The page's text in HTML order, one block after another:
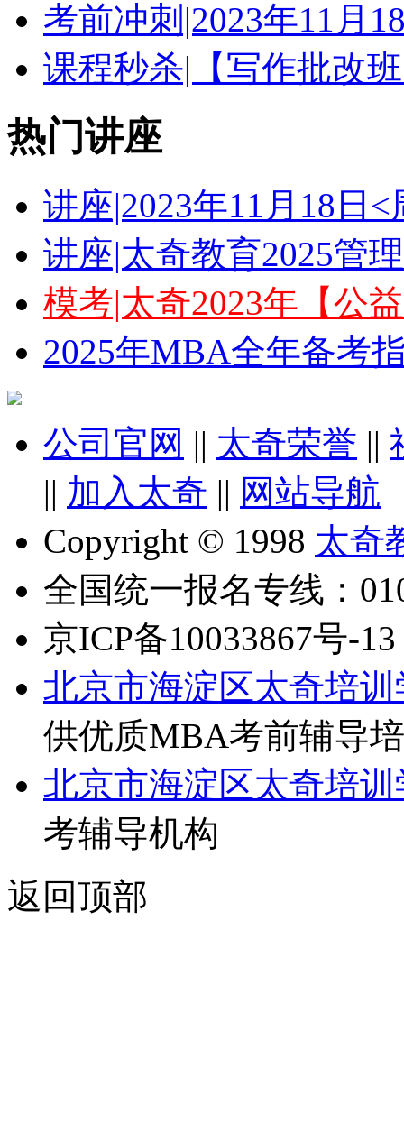
考前冲刺|2023年11月
课程秒杀|【写作批改
热门讲座
讲座|2023年11月18日
讲座|太奇教育2025管
模考|太奇2023年【公
2025年MBA全年备考
公司官网 || 太奇荣誉 ||
|| 加入太奇 || 网站导航
Copyright © 1998 太奇
全国统一报名专线：
京ICP备10033867号-13
北京市海淀区太奇培训
供优质MBA考前辅导
北京市海淀区太奇培训
考辅导机构
返回顶部